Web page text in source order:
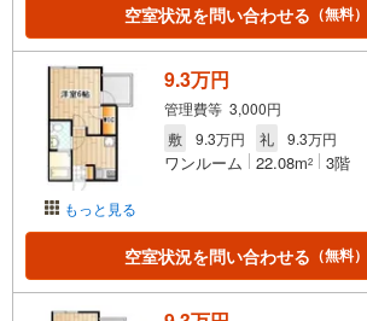
空室状況を問い合わせる （無料）
もっと見る
9.3万円
管理費等 3,000円
敷
9.3万円 礼 9.3万円
ワンルーム 22.08m2 3階
空室状況を問い合わせる （無料）